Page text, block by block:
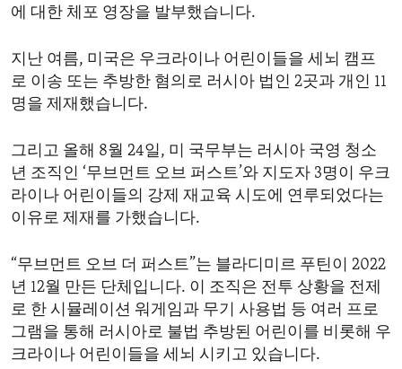
에 대한 체포 영장을 발부했습니다.
지난 여름, 미국은 우크라이나 어린이들을 세뇌 캠프
로 이송 또는 추방한 혐의로 러시아 법인 2곳과 개인 11
명을 제재했습니다.
그리고 올해 8월 24일, 미 국무부는 러시아 국영 청소
년 조직인 ‘무브먼트 오브 퍼스트’와 지도자 3명이 우크
라이나 어린이들의 강제 재교육 시도에 연루되었다는
이유로 제재를 가했습니다.
“무브먼트 오브 더 퍼스트”는 블라디미르 푸틴이 2022
년 12월 만든 단체입니다. 이 조직은 전투 상황을 전제
로 한 시뮬레이션 워게임과 무기 사용법 등 여러 프로
그램을 통해 러시아로 불법 추방된 어린이를 비롯해 우
크라이나 어린이들을 세뇌 시키고 있습니다.